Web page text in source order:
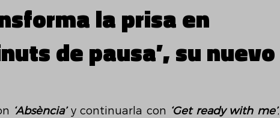
la prisa en
de pausa’, su nuevo
‘Absència’ y continuarla con ‘Get ready with me’,